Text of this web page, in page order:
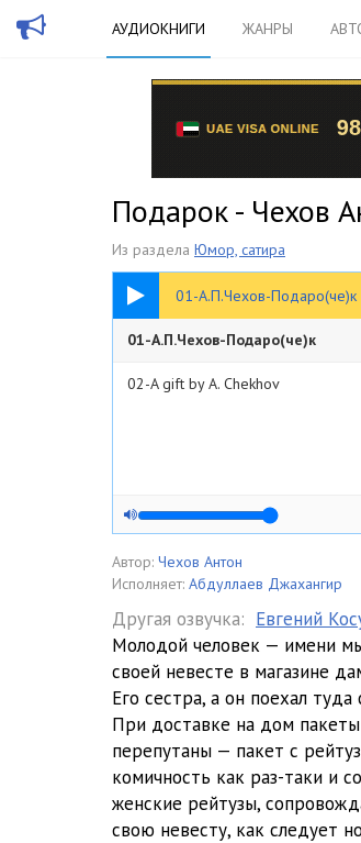
АУДИОКНИГИ ЖАНРЫ
Подарок - Чехов
Из раздела Юмор, сатира
01-А.П.Чехов-Подаро(че)к
06:02
01-А.П.Чехов-Подаро(че)к
02-A gift by A. Chekhov
Автор: Чехов Антон
Исполняет: Абдуллаев Джахангир
Другая озвучка: Евгений
Молодой человек — имени
своей невесте в магазине
Его сестра, а он поехал
При доставке на дом
перепутаны — пакет с
комичность как раз-таки и
женские рейтузы,
свою невесту, как следует